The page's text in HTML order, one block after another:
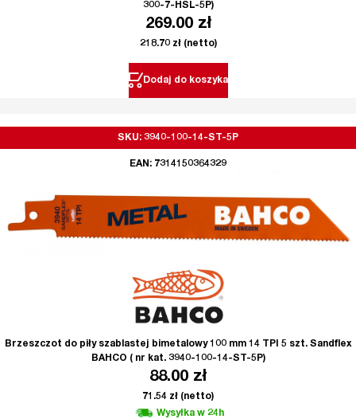
300-7-HSL-5P)
269.00 zł
218.70 zł(netto)
Dodaj do koszyka
SKU: 3940-100-14-ST-5P
EAN: 7314150364329
Brzeszczot do piły szablastej bimetalowy 100 mm 14 TPI 5 szt. Sandflex
BAHCO ( nr kat. 3940-100-14-ST-5P)
88.00 zł
71.54 zł (netto)
Wysyłka w 24h